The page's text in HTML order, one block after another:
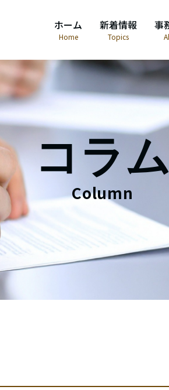
ホーム
Home
新着情報
Topics
事
コラム
Column